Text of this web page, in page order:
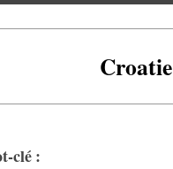
Croatie
clé :